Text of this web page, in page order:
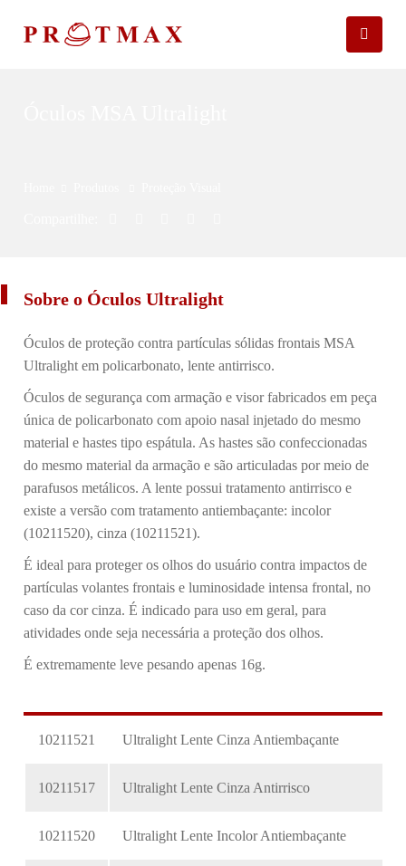
Sobre o Óculos Ultralight
Óculos de proteção contra partículas sólidas frontais MSA
Ultralight em policarbonato, lente antirrisco.
Óculos de segurança com armação e visor fabricados em peça
única de policarbonato com apoio nasal injetado do mesmo
material e hastes tipo espátula. As hastes são confeccionadas
do mesmo material da armação e são articuladas por meio de
parafusos metálicos. A lente possui tratamento antirrisco e
existe a versão com tratamento antiembaçante: incolor
(10211520), cinza (10211521).
É ideal para proteger os olhos do usuário contra impactos de
partículas volantes frontais e luminosidade intensa frontal, no
caso da cor cinza. É indicado para uso em geral, para
atividades onde seja necessária a proteção dos olhos.
É extremamente leve pesando apenas 16g.
10211521 Ultralight Lente Cinza Antiembaçante
10211517 Ultralight Lente Cinza Antirrisco
10211520 Ultralight Lente Incolor Antiembaçante